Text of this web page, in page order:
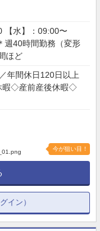
【水】：09:00〜
週40時間勤務（変形
ほど
年間休日120日以上
◇産前産後休暇◇
今が狙い目！
イン）